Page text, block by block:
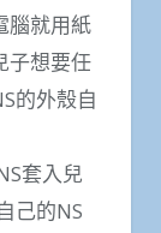
腦就用紙
子想要任
的外殼自
套入兒
己的NS